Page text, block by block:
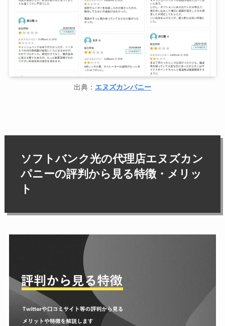
出典： エヌズカンパニー
ソフトバンク光の代理店エヌズカン
パニーの評判から見る特徴・メリッ
ト